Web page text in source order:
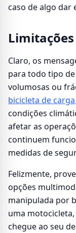
caso de algo dar
Claro, os
para todo tipo
volumosas ou
bicicleta de
condições
afetar as
continuem
medidas de
Felizmente,
opções
manipulada por
uma
chegue ao seu